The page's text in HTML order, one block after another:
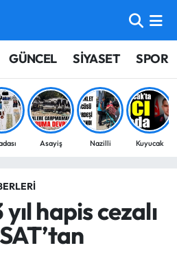
GÜNCEL SİYASET SPOR
Asayiş Nazilli Kuyucak
hapis cezalı
ve Fikstür